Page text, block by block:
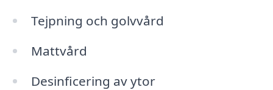
Tejpning och golvvård
Mattvård
Desinficering av ytor